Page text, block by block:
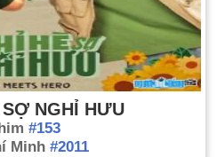
NGHỈ HƯU
#153
Minh #2011